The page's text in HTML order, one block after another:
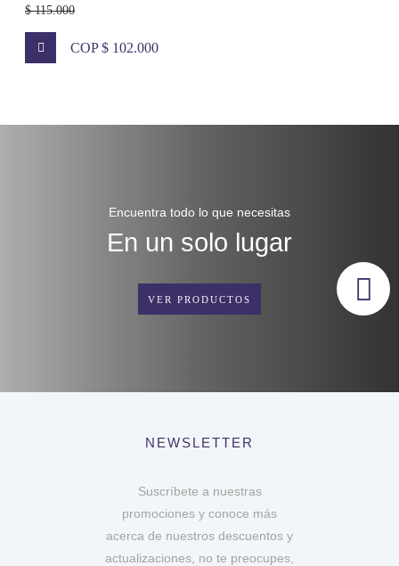
$ 115.000
COP $ 102.000
Encuentra todo lo que necesitas
En un solo lugar
VER PRODUCTOS
NEWSLETTER
Suscríbete a nuestras
promociones y conoce más
acerca de nuestros descuentos y
actualizaciones, no te preocupes,